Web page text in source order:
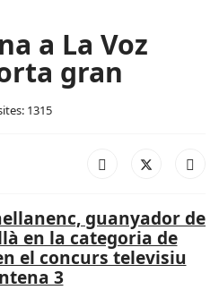
a La Voz
gran
1315
guanyador de
en la categoria de
el concurs televisiu
3